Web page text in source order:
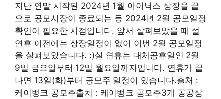
지난 연말 시작된 2024년 1월 아이닉스 상장을 끝
으로 공모시장이 종료되는 등 2024년 2월 공모일정
확인이 필요한 시점입니다. 앞서 살펴보았을 때 설
연휴 이전에는 상장일정이 없어 이번 2월 공모일정
을 살펴보았습니다. :)설 연휴는 대체공휴일인 2월
9일 금요일부터 12일 월요일까지입니다. 연휴가 끝
나면 13일(화)부터 공모주 일정이 있습니다.출처 :
케이뱅크 공모주출처 : 케이뱅크 공모주3개 공공상